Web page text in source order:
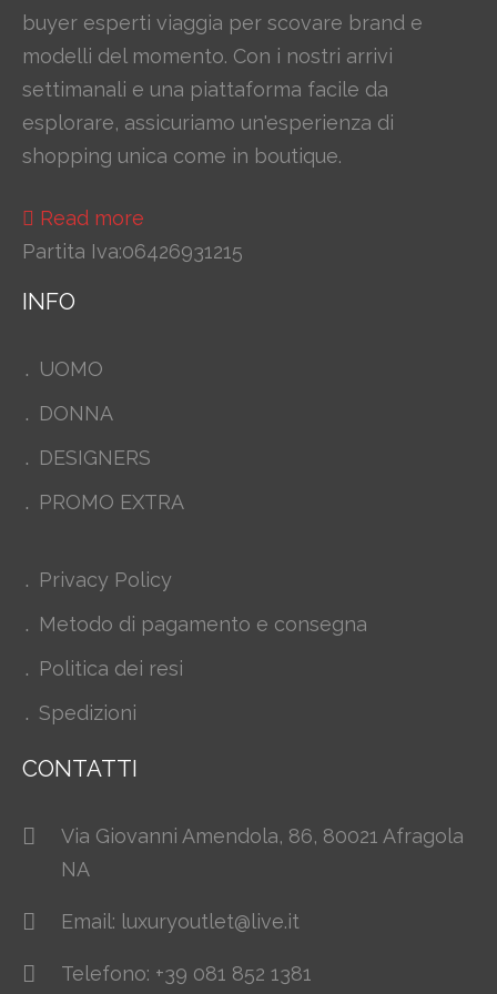
buyer esperti viaggia per scovare brand e
modelli del momento. Con i nostri arrivi
settimanali e una piattaforma facile da
esplorare, assicuriamo un'esperienza di
shopping unica come in boutique.
Read more
Partita Iva:06426931215
INFO
UOMO
DONNA
DESIGNERS
PROMO EXTRA
Privacy Policy
Metodo di pagamento e consegna
Politica dei resi
Spedizioni
CONTATTI
Via Giovanni Amendola, 86, 80021 Afragola
NA
Email: luxuryoutlet@live.it
Telefono: +39 081 852 1381